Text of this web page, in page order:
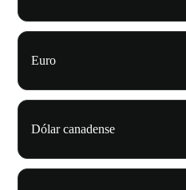
Euro
Dólar canadense